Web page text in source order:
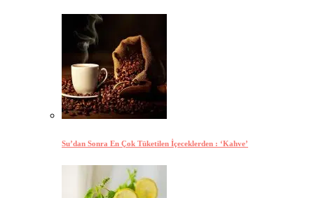
Su’dan Sonra En Çok Tüketilen İçeceklerden : ‘Kahve’